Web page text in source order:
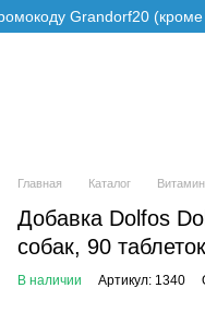
Grandorf20 (кроме
Главная Каталог
Добавка Dolfos
собак, 90 таблеток
В наличии Артикул: 1340